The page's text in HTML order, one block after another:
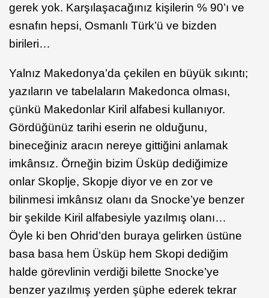
gerek yok. Karşılaşacağınız kişilerin % 90’ı ve
esnafın hepsi, Osmanlı Türk’ü ve bizden
birileri…
Yalnız Makedonya’da çekilen en büyük sıkıntı;
yazıların ve tabelaların Makedonca olması,
çünkü Makedonlar Kiril alfabesi kullanıyor.
Gördüğünüz tarihi eserin ne olduğunu,
bineceğiniz aracın nereye gittiğini anlamak
imkânsız. Örneğin bizim Üsküp dediğimize
onlar Skoplje, Skopje diyor ve en zor ve
bilinmesi imkânsız olanı da Snocke’ye benzer
bir şekilde Kiril alfabesiyle yazılmış olanı…
Öyle ki ben Ohrid’den buraya gelirken üstüne
basa basa hem Üsküp hem Skopi dediğim
halde görevlinin verdiği bilette Snocke’ye
benzer yazılmış yerden şüphe ederek tekrar